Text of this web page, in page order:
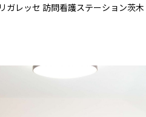
ガレッセ 訪問看護ステーション茨木